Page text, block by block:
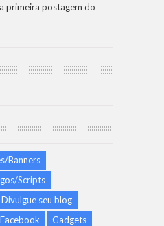
primeira postagem do
Banners
Scripts
Divulgue seu blog
Facebook
Gadgets